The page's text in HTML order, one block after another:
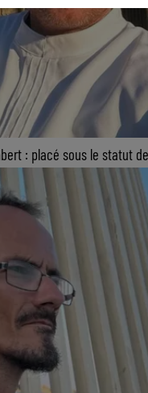
: placé sous le statut